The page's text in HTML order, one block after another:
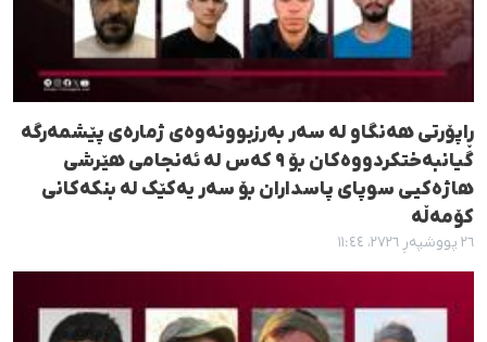
ڕاپۆرتی هەنگاو لە سەر بەرزبوونەوەی ژمارەی پێشمەرگە
گیانبەختکردووەکان بۆ ٩ کەس لە ئەنجامی هێرشی
هاژەکیی سوپای پاسداران بۆ سەر یەکێک لە بنکەکانی
کۆمەڵە
٢٦ پووشپەڕ ٢٧٢٦، ١١:٤٤